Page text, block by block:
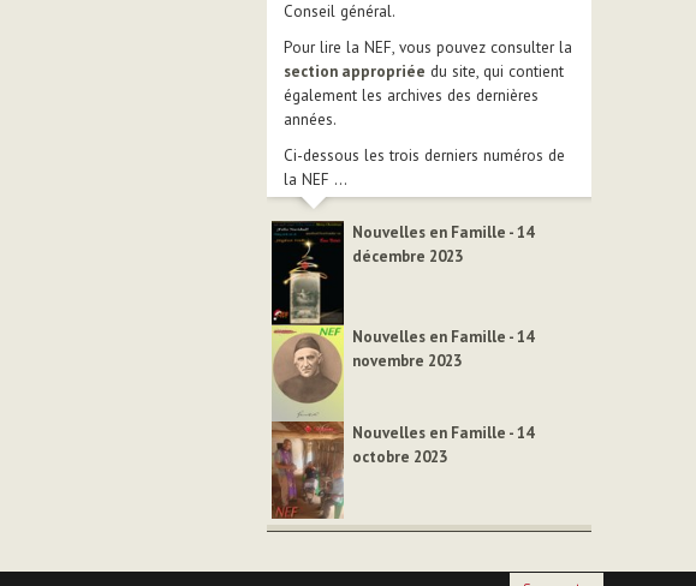
Conseil général.
Pour lire la NEF, vous pouvez consulter la
section appropriée du site, qui contient
également les archives des dernières
années.
Ci-dessous les trois derniers numéros de
la NEF ...
Nouvelles en Famille - 14
décembre 2023
Nouvelles en Famille - 14
novembre 2023
Nouvelles en Famille - 14
octobre 2023